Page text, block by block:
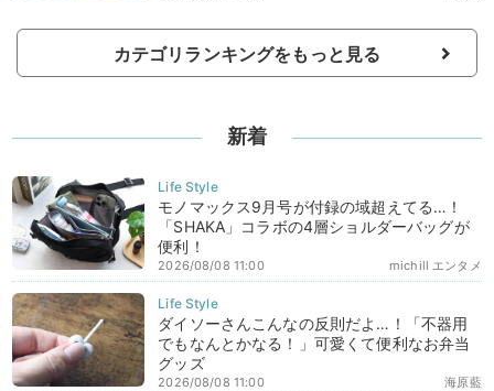
カテゴリランキングをもっと見る
新着
モノマックス9月号が付録の域超えてる…！
「SHAKA」コラボの4層ショルダーバッグが
便利！
michill エンタメ
2026/08/08 11:00
ダイソーさんこんなの反則だよ…！「不器用
でもなんとかなる！」可愛くて便利なお弁当
グッズ
海原藍
2026/08/08 11:00